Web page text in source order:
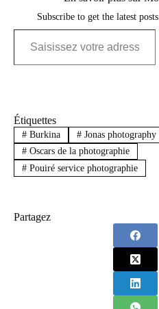
Subscribe to get the latest
Saisissez votre adresse e-mail…
Étiquettes
#Burkina #Jonas photography
#Oscars de la photographie
#Pouiré service photographie
Partagez